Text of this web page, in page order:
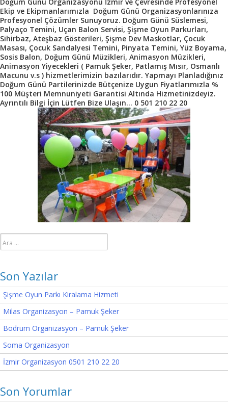
Ekip ve Ekipmanlarımızla Doğum Günü Organizasyonlarınıza
Profesyonel Çözümler Sunuyoruz. Doğum Günü Süslemesi,
Palyaço Temini, Uçan Balon Servisi, Şişme Oyun Parkurları,
Sihirbaz, Ateşbaz Gösterileri, Şişme Dev Maskotlar, Çocuk
Masası, Çocuk Sandalyesi Temini, Pinyata Temini, Yüz Boyama,
Sosis Balon, Doğum Günü Müzikleri, Animasyon Müzikleri,
Animasyon Yiyecekleri ( Pamuk Şeker, Patlamış Mısır, Osmanlı
Macunu v.s ) hizmetlerimizin bazılarıdır. Yapmayı Planladığınız
Doğum Günü Partilerinizde Bütçenize Uygun Fiyatlarımızla %
100 Müşteri Memnuniyeti Garantisi Altında Hizmetinizdeyiz.
Ayrıntılı Bilgi İçin Lütfen Bize Ulaşın… 0 501 210 22 20
Arama:
Son Yazılar
Şişme Oyun Parkı Kiralama Hizmeti
Milas Organizasyon – Pamuk Şeker
Bodrum Organizasyon – Pamuk Şeker
Soma Organizasyon
İzmir Organizasyon 0501 210 22 20
Son Yorumlar